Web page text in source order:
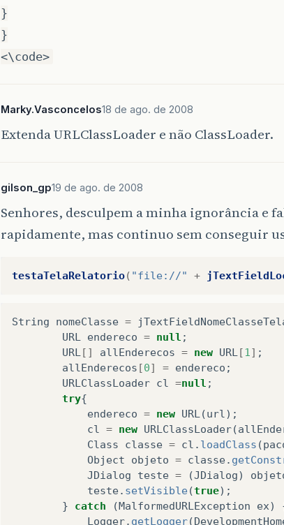
}
}
<\code>
Marky.Vasconcelos18 de ago. de 2008
Extenda URLClassLoader e não ClassLoader.
gilson_gp19 de ago. de 2008
Senhores, desculpem a minha ignorância e
rapidamente, mas continuo sem conseguir
testaTelaRelatorio( "file://" +
String nomeClasse =
URL
endereco = null ;
URL [] allEnderecos = new URL [1 ] ;
allEnderecos [0] = endereco ;
URLClassLoader cl =null ;
try{
endereco = new URL (url );
cl
= new URLClassLoader(
Class
classe = cl . loadClass (
Object
objeto = classe.
JDialog
teste = (JDialog)
teste. setVisible(true);
}
catch (MalformedURLException ex)
Logger. getLogger(